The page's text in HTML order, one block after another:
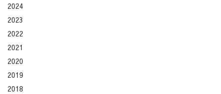
2024
2023
2022
2021
2020
2019
2018